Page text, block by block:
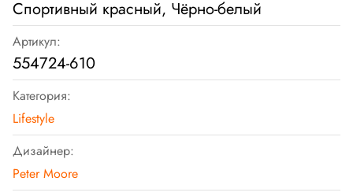
Спортивный красный, Чёрно-белый
Артикул:
554724-610
Категория:
Lifestyle
Дизайнер:
Peter Moore